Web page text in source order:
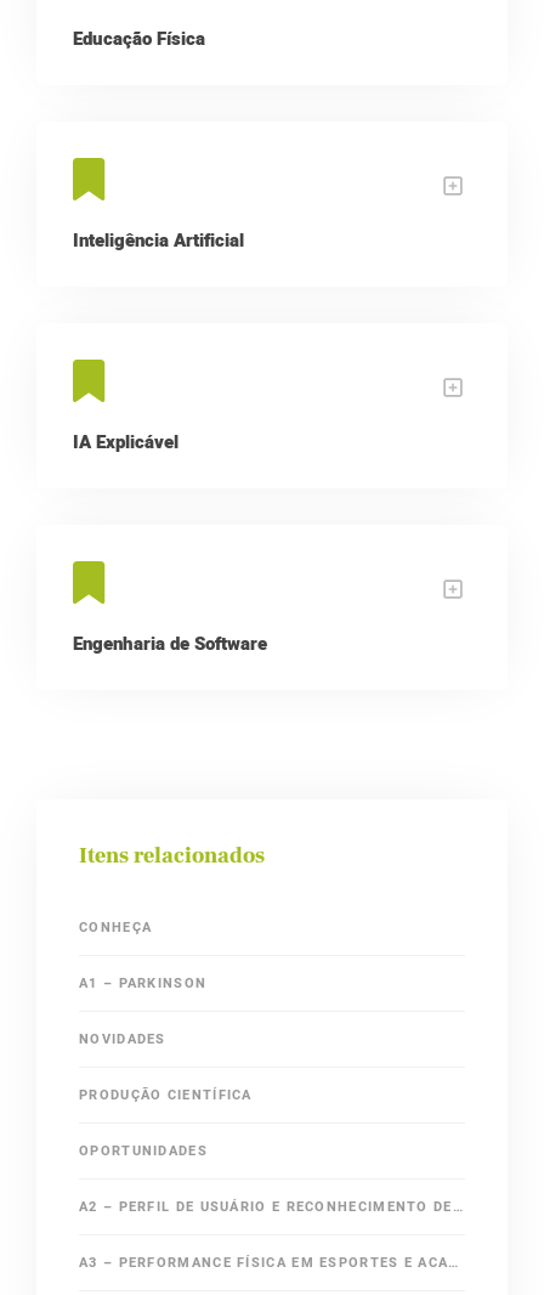
Educação Física
Inteligência Artificial
IA Explicável
Engenharia de Software
Itens relacionados
CONHEÇA
A1 – PARKINSON
NOVIDADES
PRODUÇÃO CIENTÍFICA
OPORTUNIDADES
A2 – PERFIL DE USUÁRIO E RECONHECIMENTO DE ATIVIDADES
A3 – PERFORMANCE FÍSICA EM ESPORTES E ACADEMIA